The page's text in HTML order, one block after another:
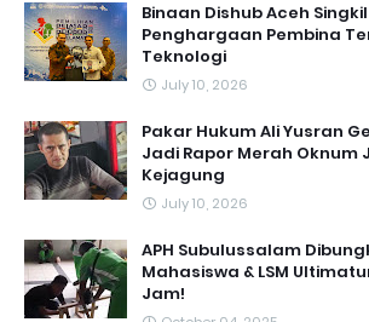
Binaan Dishub Aceh Singkil
Penghargaan Pembina
Teknologi
July 10, 2026
Pakar Hukum Ali Yusran
Jadi Rapor Merah Oknum
Kejagung
July 10, 2026
APH Subulussalam
Mahasiswa & LSM
Jam!